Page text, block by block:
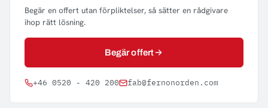
Begär en offert utan förpliktelser, så sätter en rådgivare
ihop rätt lösning.
Begär offert
+46 0520 - 420 200 fab@fernonorden.com